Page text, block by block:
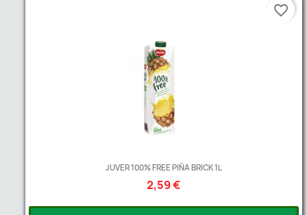
JUVER 100% FREE PIÑA BRICK 1L
2,59 €
favorite_border
A partir de2Unds2,50 €